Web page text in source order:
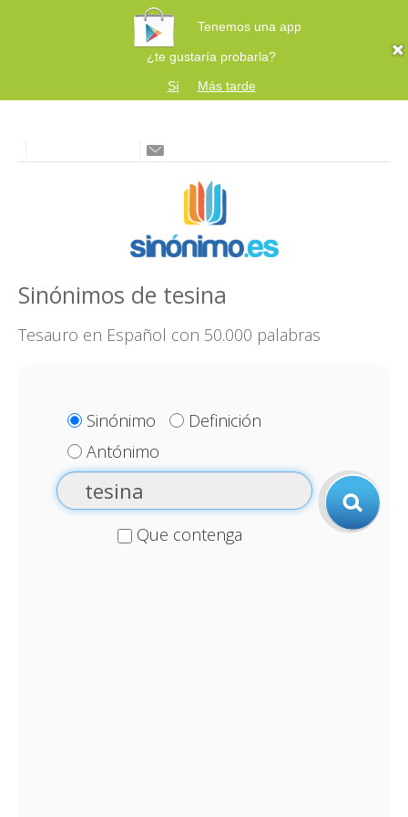
Tenemos una app
¿te gustaría probarla?
Sí
Más tarde
Sinónimos de tesina
Tesauro en Español con 50.000 palabras
Sinónimo
Definición
Antónimo
Que contenga